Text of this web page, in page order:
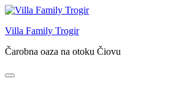
Skip
content
Villa Family Trogir
Čarobna oaza na otoku Čiovu